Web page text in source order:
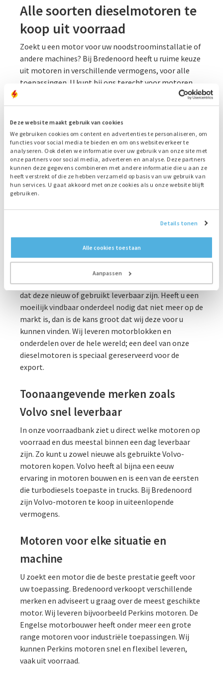
Deze website maakt gebruik van cookies
We gebruiken cookies om content en advertenties te personaliseren, om
functies voor social media te bieden en om ons websiteverkeer te
analyseren. Ook delen we informatie over uw gebruik van onze site met
onze partners voor social media, adverteren en analyse. Deze partners
kunnen deze gegevens combineren met andere informatie die u aan ze
heeft verstrekt of die ze hebben verzameld op basis van uw gebruik van
hun services. U gaat akkoord met onze cookies als u onze website blijft
gebruiken.
Details tonen
Alle cookies toestaan
Aanpassen
Alle soorten dieselmotoren te
koop uit voorraad
Zoekt u een motor voor uw noodstroominstallatie of
andere machines? Bij Bredenoord heeft u ruime keuze
uit motoren in verschillende vermogens, voor alle
toepassingen. U kunt bij ons terecht voor motoren
voor bijvoorbeeld landbouwmachines, industrie en
scheepvaart. Wij bieden zowel nieuwe als gebruikte en
gereviseerde motoren aan, met of zonder garantie.
Daardoor zijn bij ons ook dieselmotoren te koop die
nieuw niet meer gemaakt worden. Zo zorgt u dat uw
bestaande installatie weer jaren mee kan. Veel
motoren leveren we snel en flexibel uit voorraad.
Heeft u een bepaald model nodig dat niet op voorraad
is, dan helpen we u graag met een zoekactie.
Is uw machine of installatie aan een upgrade of
revisie toe, dan kunt u een compleet motorblok
kopen bij Bredenoord. Maar er zijn ook losse
onderdelen beschikbaar, zoals cilinderkoppen,
frames en radiatoren. Ook voor de onderdelen geldt
dat deze nieuw of gebruikt leverbaar zijn. Heeft u een
moeilijk vindbaar onderdeel nodig dat niet meer op de
markt is, dan is de kans groot dat wij deze voor u
kunnen vinden. Wij leveren motorblokken en
onderdelen over de hele wereld; een deel van onze
dieselmotoren is speciaal gereserveerd voor de
export.
Toonaangevende merken zoals
Volvo snel leverbaar
In onze voorraadbank ziet u direct welke motoren op
voorraad en dus meestal binnen een dag leverbaar
zijn. Zo kunt u zowel nieuwe als gebruikte Volvo-
motoren kopen. Volvo heeft al bijna een eeuw
ervaring in motoren bouwen en is een van de eersten
die turbodiesels toepaste in trucks. Bij Bredenoord
zijn Volvo-motoren te koop in uiteenlopende
vermogens.
Motoren voor elke situatie en
machine
U zoekt een motor die de beste prestatie geeft voor
uw toepassing. Bredenoord verkoopt verschillende
merken en adviseert u graag over de meest geschikte
motor. Wij leveren bijvoorbeeld Perkins motoren. De
Engelse motorbouwer heeft onder meer een grote
range motoren voor industriële toepassingen. Wij
kunnen Perkins motoren snel en flexibel leveren,
vaak uit voorraad.